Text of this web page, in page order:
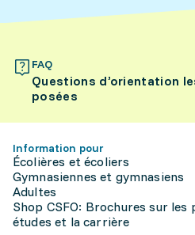
FAQ
Questions d’orientation
posées
Information pour
Écolières et écoliers
Gymnasiennes et gymnasiens
Adultes
Shop CSFO: Brochures sur les
études et la carrière